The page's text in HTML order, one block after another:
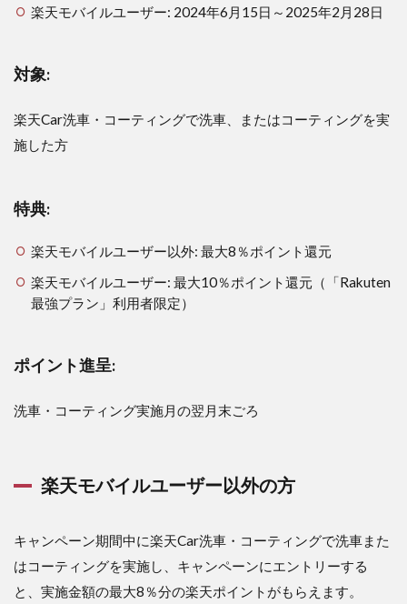
1.1.4
モバ
イル
ユー
の方
楽天
イル
ユー
1.4
ンペ
1.5
まと
め
楽天モバイルユーザー: 2024年6月15日～2025年2月28日
対象:
楽天Car洗車・コーティングで洗車、またはコーティングを実
施した方
特典:
楽天モバイルユーザー以外: 最大8％ポイント還元
楽天モバイルユーザー: 最大10％ポイント還元（「Rakuten
最強プラン」利用者限定）
ポイント進呈:
洗車・コーティング実施月の翌月末ごろ
楽天モバイルユーザー以外の方
キャンペーン期間中に楽天Car洗車・コーティングで洗車また
はコーティングを実施し、キャンペーンにエントリーする
と、実施金額の最大8％分の楽天ポイントがもらえます。